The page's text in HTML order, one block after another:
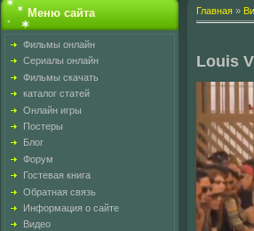
Меню сайта
Фильмы онлайн
Сериалы онлайн
Фильмы скачать
каталог статей
Онлайн игры
Постеры
Блог
Форум
Гостевая книга
Обратная связь
Информация о сайте
Видео
Главная »
Louis